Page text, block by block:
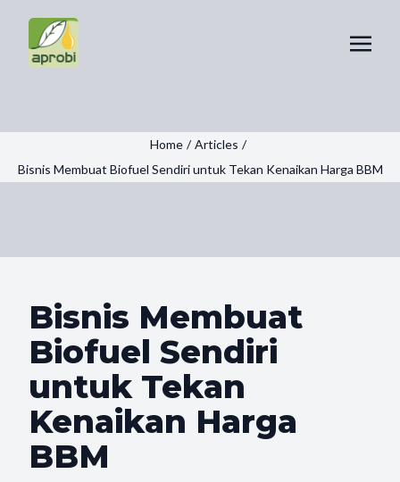
Home / Articles /
Bisnis Membuat Biofuel Sendiri untuk Tekan Kenaikan Harga BBM
Bisnis Membuat
Biofuel Sendiri
untuk Tekan
Kenaikan Harga
BBM